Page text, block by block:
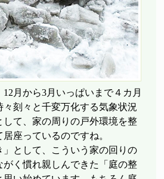
月から3月いっぱいまで４カ月
刻々と千変万化する気象状況
て、家の周りの戸外環境を整
座っているのですね。
として、こういう家の回りの
く慣れ親しんできた「庭の整